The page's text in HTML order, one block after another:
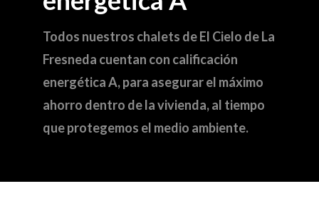
Todos nuestros chalets de El Cielo de La
Fresneda cuentan con calificación
energética A, para asegurar el máximo
ahorro dentro de la vivienda, al tiempo
que protegemos el medio ambiente.